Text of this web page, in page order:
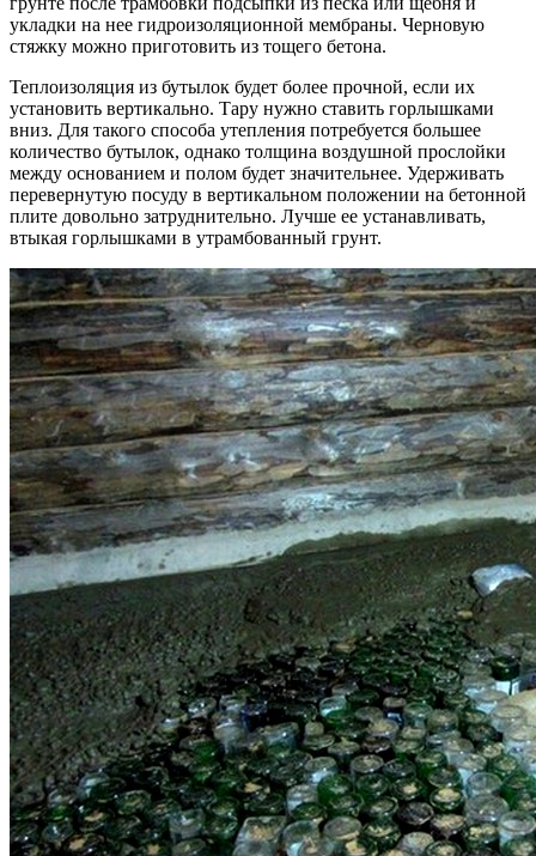
укладки на нее гидроизоляционной мембраны. Черновую
стяжку можно приготовить из тощего бетона.
Теплоизоляция из бутылок будет более прочной, если их
установить вертикально. Тару нужно ставить горлышками
вниз. Для такого способа утепления потребуется большее
количество бутылок, однако толщина воздушной прослойки
между основанием и полом будет значительнее. Удерживать
перевернутую посуду в вертикальном положении на бетонной
плите довольно затруднительно. Лучше ее устанавливать,
втыкая горлышками в утрамбованный грунт.